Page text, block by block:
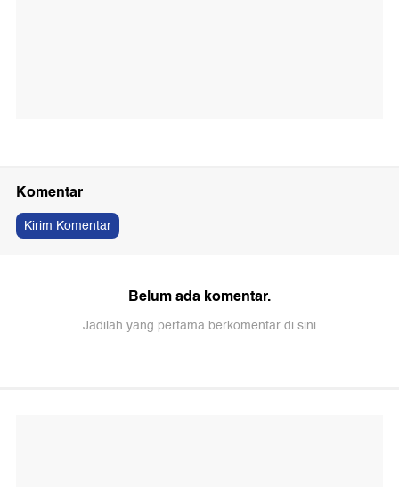
Komentar
Kirim Komentar
Belum ada komentar.
Jadilah yang pertama berkomentar di sini